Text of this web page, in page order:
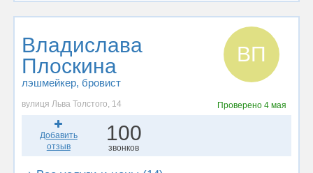
Владислава
Плоскина
лэшмейкер, бровист
ВП
вулиця Льва Толстого, 14 Проверено 4 мая
Добавить
отзыв
100
звонков